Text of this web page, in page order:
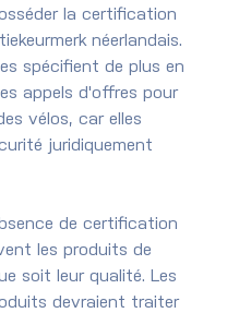
la certification
néerlandais.
spécifient de plus en
appels d'offres pour
vélos, car elles
juridiquement
de certification
les produits de
soit leur qualité. Les
devraient traiter